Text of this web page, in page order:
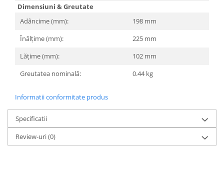
Dimensiuni & Greutate
Adâncime (mm):
198 mm
Înălțime (mm):
225 mm
Lățime (mm):
102 mm
Greutatea nominală:
0.44 kg
Informatii conformitate produs
Specificatii
Review-uri(0)